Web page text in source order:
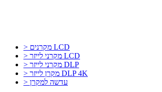
> מקרנים LCD
> מקרני לייזר LCD
> מקרני לייזר DLP
> מקרן לייזר DLP 4K
> עדשה למקרן